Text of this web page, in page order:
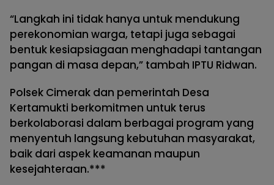
“Langkah ini tidak hanya untuk mendukung
perekonomian warga, tetapi juga sebagai
bentuk kesiapsiagaan menghadapi tantangan
pangan di masa depan,” tambah IPTU Ridwan.
Polsek Cimerak dan pemerintah Desa
Kertamukti berkomitmen untuk terus
berkolaborasi dalam berbagai program yang
menyentuh langsung kebutuhan masyarakat,
baik dari aspek keamanan maupun
kesejahteraan.***